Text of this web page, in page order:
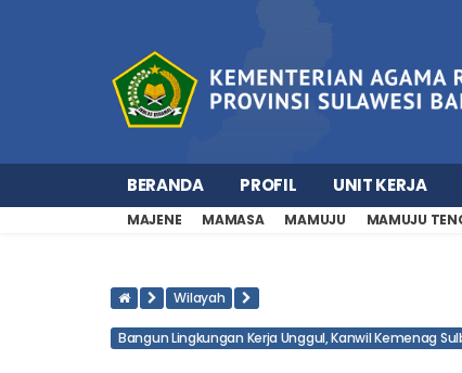
BERANDA PROFIL UNIT KERJA
MAJENE MAMASA MAMUJU MAMUJU
Wilayah
Bangun Lingkungan Kerja Unggul, Kanwil Kemenag